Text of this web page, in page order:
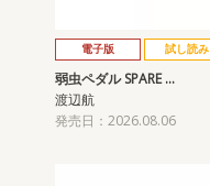
電子版 試し読み
弱虫ペダル SPARE …
渡辺航
発売日：2026.08.06